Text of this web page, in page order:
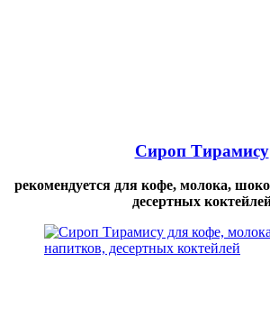
Сироп Тирамису
рекомендуется для кофе, молока,
десертных